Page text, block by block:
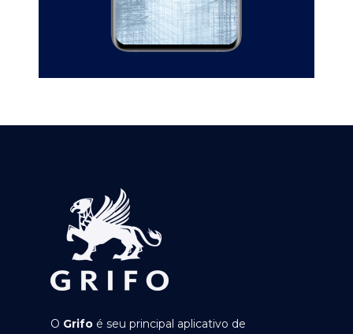
O Grifo é seu principal aplicativo de